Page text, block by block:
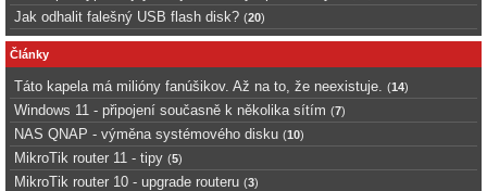
Jak odhalit falešný USB flash disk? (20)
Články
Táto kapela má milióny fanúšikov. Až na to, že neexistuje. (14)
Windows 11 - připojení současně k několika sítím (7)
NAS QNAP - výměna systémového disku (10)
MikroTik router 11 - tipy (5)
MikroTik router 10 - upgrade routeru (3)